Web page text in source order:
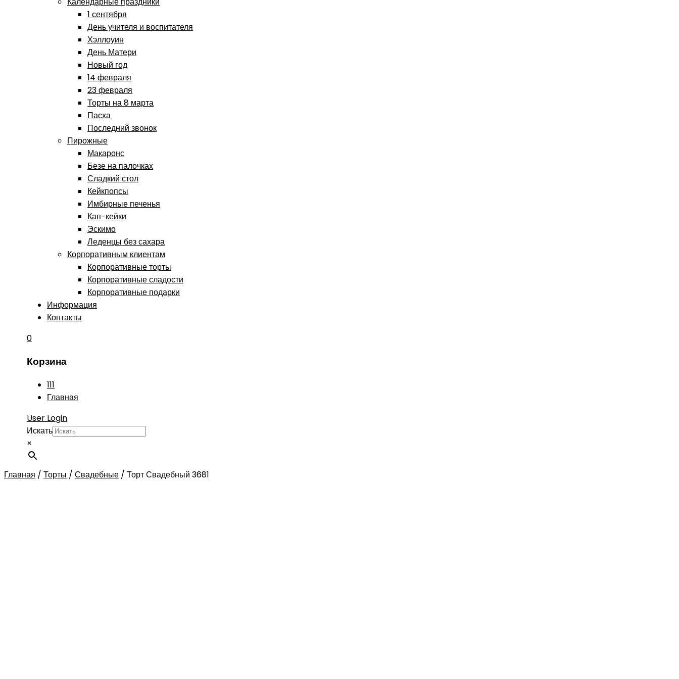
1 сентября
День учителя и воспитателя
Хэллоуин
День Матери
Новый год
14 февраля
23 февраля
Торты на 8 марта
Пасха
Последний звонок
Пирожные
Макаронс
Безе на палочках
Сладкий стол
Кейкпопсы
Имбирные печенья
Кап-кейки
Эскимо
Леденцы без сахара
Корпоративным клиентам
Корпоративные торты
Корпоративные сладости
Корпоративные подарки
Информация
Контакты
0
Корзина
111
Главная
User Login
Искать
×
Главная / Торты / Свадебные / Торт Свадебный 3681